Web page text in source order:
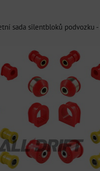
sada silentbloků podvozku